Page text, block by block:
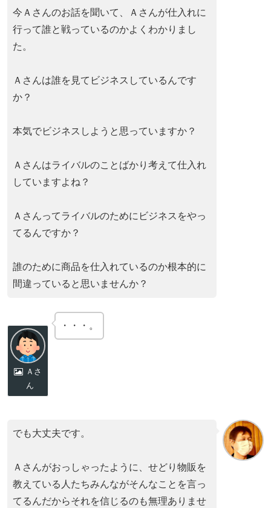
今Ａさんのお話を聞いて、Ａさんが仕入れに
行って誰と戦っているのかよくわかりまし
た。
Ａさんは誰を見てビジネスしているんです
か？
本気でビジネスしようと思っていますか？
Ａさんはライバルのことばかり考えて仕入れ
していますよね？
Ａさんってライバルのためにビジネスをやっ
てるんですか？
誰のために商品を仕入れているのか根本的に
間違っていると思いませんか？
Ａさ
ん
・・・。
でも大丈夫です。
Ａさんがおっしゃったように、せどり物販を
教えている人たちみんながそんなことを言っ
てるんだからそれを信じるのも無理ありませ